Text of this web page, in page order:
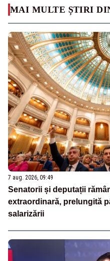
MAI MULTE ȘTIRI
7 aug. 2026, 09:49
Senatorii și deputații
extraordinară, prelungită
salarizării